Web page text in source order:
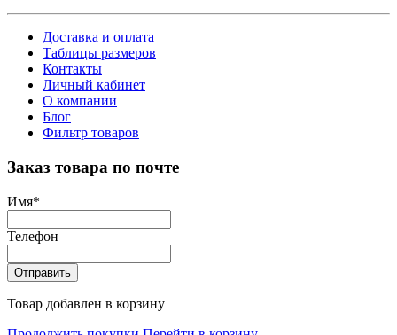
Доставка и оплата
Таблицы размеров
Контакты
Личный кабинет
О компании
Блог
Фильтр товаров
Заказ товара по почте
Имя*
Телефон
Отправить
Товар добавлен в корзину